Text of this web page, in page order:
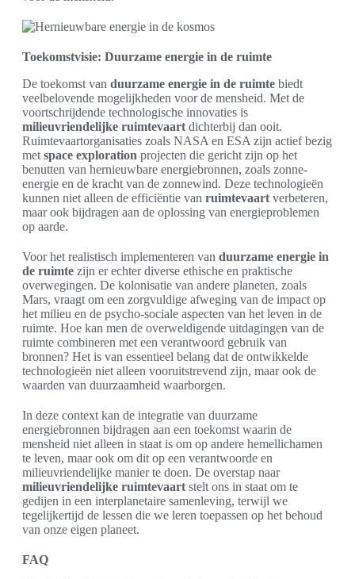
Toekomstvisie: Duurzame energie in de ruimte
De toekomst van duurzame energie in de ruimte biedt
veelbelovende mogelijkheden voor de mensheid. Met de
voortschrijdende technologische innovaties is
milieuvriendelijke ruimtevaart dichterbij dan ooit.
Ruimtevaartorganisaties zoals NASA en ESA zijn actief bezig
met space exploration projecten die gericht zijn op het
benutten van hernieuwbare energiebronnen, zoals zonne-
energie en de kracht van de zonnewind. Deze technologieën
kunnen niet alleen de efficiëntie van ruimtevaart verbeteren,
maar ook bijdragen aan de oplossing van energieproblemen
op aarde.
Voor het realistisch implementeren van duurzame energie in
de ruimte zijn er echter diverse ethische en praktische
overwegingen. De kolonisatie van andere planeten, zoals
Mars, vraagt om een zorgvuldige afweging van de impact op
het milieu en de psycho-sociale aspecten van het leven in de
ruimte. Hoe kan men de overweldigende uitdagingen van de
ruimte combineren met een verantwoord gebruik van
bronnen? Het is van essentieel belang dat de ontwikkelde
technologieën niet alleen vooruitstrevend zijn, maar ook de
waarden van duurzaamheid waarborgen.
In deze context kan de integratie van duurzame
energiebronnen bijdragen aan een toekomst waarin de
mensheid niet alleen in staat is om op andere hemellichamen
te leven, maar ook om dit op een verantwoorde en
milieuvriendelijke manier te doen. De overstap naar
milieuvriendelijke ruimtevaart stelt ons in staat om te
gedijen in een interplanetaire samenleving, terwijl we
tegelijkertijd de lessen die we leren toepassen op het behoud
van onze eigen planeet.
FAQ